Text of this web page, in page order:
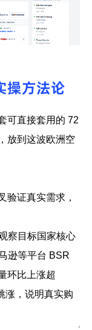
操方法论
可直接套用的 72
放到这波欧洲空
验证真实需求，
察目标国家核心
逊等平台 BSR
环比上涨超
涨，说明真实购